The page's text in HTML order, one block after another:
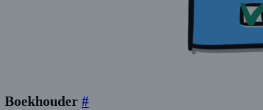
Boekhouder #